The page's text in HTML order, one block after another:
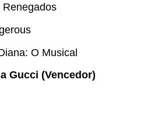
Renegados
O Musical
Gucci (Vencedor)